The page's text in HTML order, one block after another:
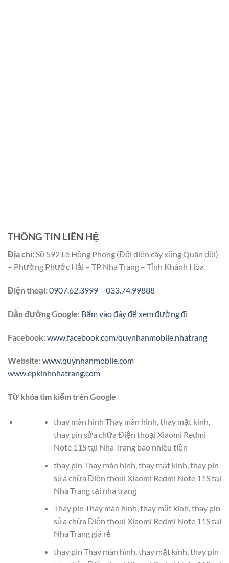
THÔNG TIN LIÊN HỆ
Địa chỉ:Số 592 Lê Hồng Phong (Đối diện cây xăng Quân đội)
– Phường Phước Hải – TP Nha Trang – Tỉnh Khánh Hòa
Điện thoại:0907.62.3999 – 033.74.99888
Dẫn đường Google: Bấm vào đây để xem đường đi
Facebook:www.facebook.com/quynhanmobile.nhatrang
Website:www.quynhanmobile.com
www.epkinhnhatrang.com
Từ khóa tìm kiếm trên Google
thay màn hình Thay màn hình, thay mặt kính,
thay pin sửa chữa Điện thoại Xiaomi Redmi
Note 11S tại Nha Trang bao nhiêu tiền
thay pin Thay màn hình, thay mặt kính, thay pin
sửa chữa Điện thoại Xiaomi Redmi Note 11S tại
Nha Trang tại nha trang
Thay pin Thay màn hình, thay mặt kính, thay pin
sửa chữa Điện thoại Xiaomi Redmi Note 11S tại
Nha Trang giá rẻ
thay pin Thay màn hình, thay mặt kính, thay pin